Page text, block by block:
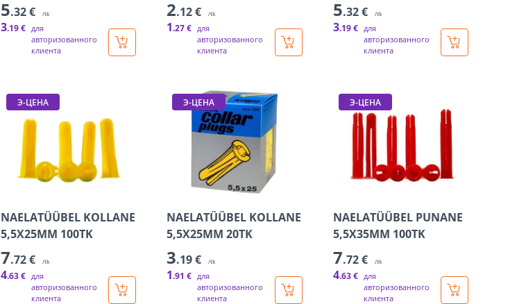
5.32 € /tk
3.19 € для
авторизованного
клиента
2.12 € /tk
1.27 € для
авторизованного
клиента
5.32 € /tk
3.19 € для
авторизованного
клиента
Э-ЦЕНА
NAELATÜÜBEL KOLLANE
5,5X25MM 100TK
7.72 € /tk
4.63 € для
авторизованного
клиента
Э-ЦЕНА
NAELATÜÜBEL KOLLANE
5,5X25MM 20TK
3.19 € /tk
1.91 € для
авторизованного
клиента
Э-ЦЕНА
NAELATÜÜBEL PUNANE
5,5X35MM 100TK
7.72 € /tk
4.63 € для
авторизованного
клиента